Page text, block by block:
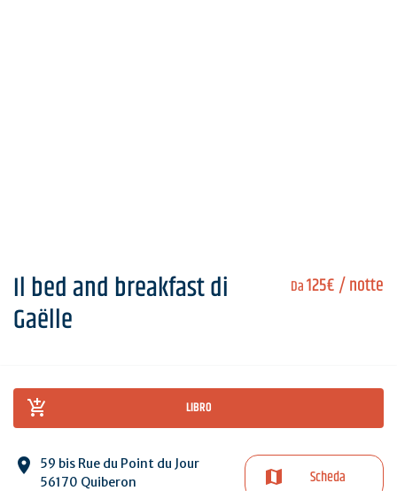
Da125€/ notte
Il bed and breakfast di
Gaëlle
LIBRO
59 bis Rue du Point du Jour
56170 Quiberon
Scheda